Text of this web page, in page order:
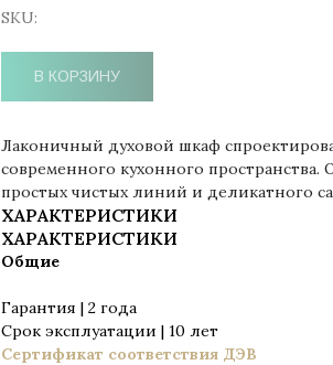
SKU:
В КОРЗИНУ
Лаконичный духовой шкаф
современного кухонного
простых чистых линий и деликатного
ХАРАКТЕРИСТИКИ
ХАРАКТЕРИСТИКИ
Общие
Гарантия | 2 года
Срок эксплуатации | 10 лет
Сертификат соответствия ДЭВ